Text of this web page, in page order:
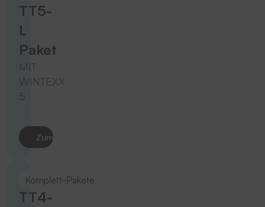
TT5-
L
Paket
MIT
WINTEXX
Zum Produkt
Komplett-Pakete
TT4-